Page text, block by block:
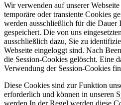
Wir verwenden auf unserer
temporäre oder transiente Cookies
werden ausschließlich für die Dauer
gespeichert. Die von uns
ausschließlich dazu, Sie zu
Webseite eingeloggt sind. Nach
die Session-Cookies gelöscht. Eine
Verwendung der Session-Cookies
Diese Cookies sind zur Funktion
erforderlich und können in unseren
werden.In der Regel werden diese